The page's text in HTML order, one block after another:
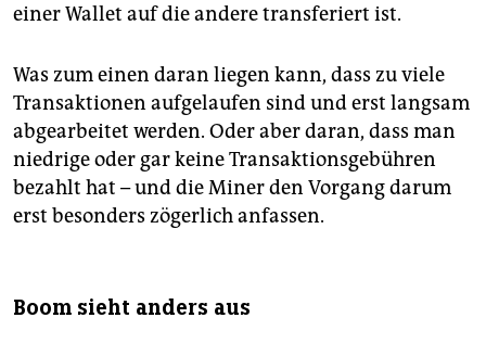
einer Wallet auf die andere transferiert ist.
Was zum einen daran liegen kann, dass zu viele
Transaktionen aufgelaufen sind und erst langsam
abgearbeitet werden. Oder aber daran, dass man
niedrige oder gar keine Transaktionsgebühren
bezahlt hat – und die Miner den Vorgang darum
erst besonders zögerlich anfassen.
Boom sieht anders aus